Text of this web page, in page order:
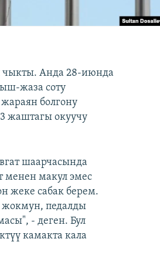
чыкты. Анда 28-июнда
жаза соту
болгону
жаштагы окуучу
шаарчасында
менен макул эмес
жеке сабак берем.
жокмун, педалды
- деген. Бул
камакта кала